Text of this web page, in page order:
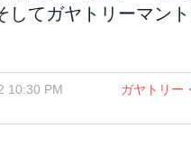
してガヤトリーマン
10:30 PM ガヤトリー